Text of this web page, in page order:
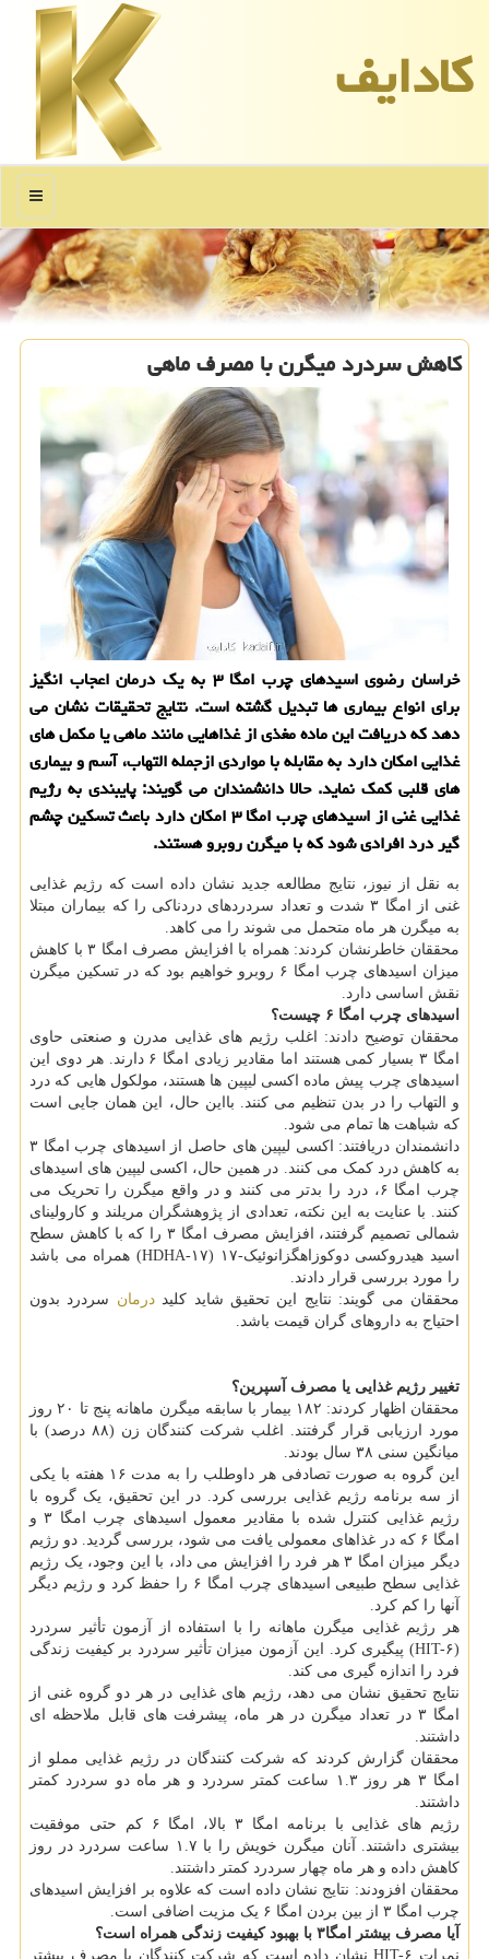
كادایف
منو
كاهش سردرد میگرن با مصرف ماهی
خراسان رضوی اسیدهای چرب امگا ۳ به یک درمان اعجاب انگیز
برای انواع بیماری ها تبدیل گشته است. نتایج تحقیقات نشان می
دهد که دریافت این ماده مغذی از غذاهایی مانند ماهی یا مکمل های
غذایی امکان دارد به مقابله با مواردی ازجمله التهاب، آسم و بیماری
های قلبی کمک نماید. حالا دانشمندان می گویند: پایبندی به رژیم
غذایی غنی از اسیدهای چرب امگا ۳ امکان دارد باعث تسکین چشم
گیر درد افرادی شود که با میگرن روبرو هستند.
به نقل از نیوز، نتایج مطالعه جدید نشان داده است که رژیم غذایی
غنی از امگا ۳ شدت و تعداد سردردهای دردناکی را که بیماران مبتلا
به میگرن هر ماه متحمل می شوند را می کاهد.
محققان خاطرنشان کردند: همراه با افزایش مصرف امگا ۳ با کاهش
میزان اسیدهای چرب امگا ۶ روبرو خواهیم بود که در تسکین میگرن
نقش اساسی دارد.
اسیدهای چرب امگا ۶ چیست؟
محققان توضیح دادند: اغلب رژیم های غذایی مدرن و صنعتی حاوی
امگا ۳ بسیار کمی هستند اما مقادیر زیادی امگا ۶ دارند. هر دوی این
اسیدهای چرب پیش ماده اکسی لیپین ها هستند، مولکول هایی که درد
و التهاب را در بدن تنظیم می کنند. بااین حال، این همان جایی است
که شباهت ها تمام می شود.
دانشمندان دریافتند: اکسی لیپین های حاصل از اسیدهای چرب امگا ۳
به کاهش درد کمک می کنند. در همین حال، اکسی لیپین های اسیدهای
چرب امگا ۶، درد را بدتر می کنند و در واقع میگرن را تحریک می
کنند. با عنایت به این نکته، تعدادی از پژوهشگران مریلند و کارولینای
شمالی تصمیم گرفتند، افزایش مصرف امگا ۳ را که با کاهش سطح
اسید هیدروکسی دوکوزاهگزانوئیک-۱۷ (۱۷-HDHA) همراه می باشد
را مورد بررسی قرار دادند.
محققان می گویند: نتایج این تحقیق شاید کلیددرمان سردرد بدون
احتیاج به داروهای گران قیمت باشد.
تغییر رژیم غذایی یا مصرف آسپرین؟
محققان اظهار کردند: ۱۸۲ بیمار با سابقه میگرن ماهانه پنج تا ۲۰ روز
مورد ارزیابی قرار گرفتند. اغلب شرکت کنندگان زن (۸۸ درصد) با
میانگین سنی ۳۸ سال بودند.
این گروه به صورت تصادفی هر داوطلب را به مدت ۱۶ هفته با یکی
از سه برنامه رژیم غذایی بررسی کرد. در این تحقیق، یک گروه با
رژیم غذایی کنترل شده با مقادیر معمول اسیدهای چرب امگا ۳ و
امگا ۶ که در غذاهای معمولی یافت می شود، بررسی گردید. دو رژیم
دیگر میزان امگا ۳ هر فرد را افزایش می داد، با این وجود، یک رژیم
غذایی سطح طبیعی اسیدهای چرب امگا ۶ را حفظ کرد و رژیم دیگر
آنها را کم کرد.
هر رژیم غذایی میگرن ماهانه را با استفاده از آزمون تأثیر سردرد
(HIT-۶) پیگیری کرد. این آزمون میزان تأثیر سردرد بر کیفیت زندگی
فرد را اندازه گیری می کند.
نتایج تحقیق نشان می دهد، رژیم های غذایی در هر دو گروه غنی از
امگا ۳ در تعداد میگرن در هر ماه، پیشرفت های قابل ملاحظه ای
داشتند.
محققان گزارش کردند که شرکت کنندگان در رژیم غذایی مملو از
امگا ۳ هر روز ۱.۳ ساعت کمتر سردرد و هر ماه دو سردرد کمتر
داشتند.
رژیم های غذایی با برنامه امگا ۳ بالا، امگا ۶ کم حتی موفقیت
بیشتری داشتند. آنان میگرن خویش را با ۱.۷ ساعت سردرد در روز
کاهش داده و هر ماه چهار سردرد کمتر داشتند.
محققان افزودند: نتایج نشان داده است که علاوه بر افزایش اسیدهای
چرب امگا ۳ از بین بردن امگا ۶ یک مزیت اضافی است.
آیا مصرف بیشتر امگا۳ با بهبود کیفیت زندگی همراه است؟
نمرات HIT-۶ نشان داده است که شرکت کنندگان با مصرف بیشتر